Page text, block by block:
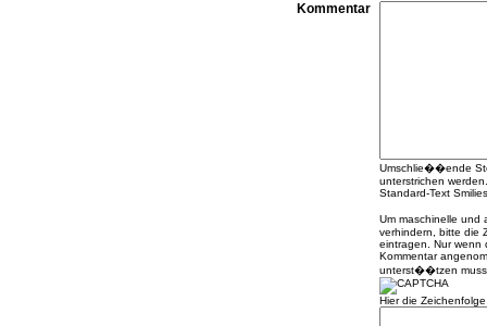
Kommentar
Umschlie��ende
unterstrichen werden.
Standard-Text
Um maschinelle
verhindern, bitte die
eintragen. Nur wenn
Kommentar
unterst��tzen muss
Hier die